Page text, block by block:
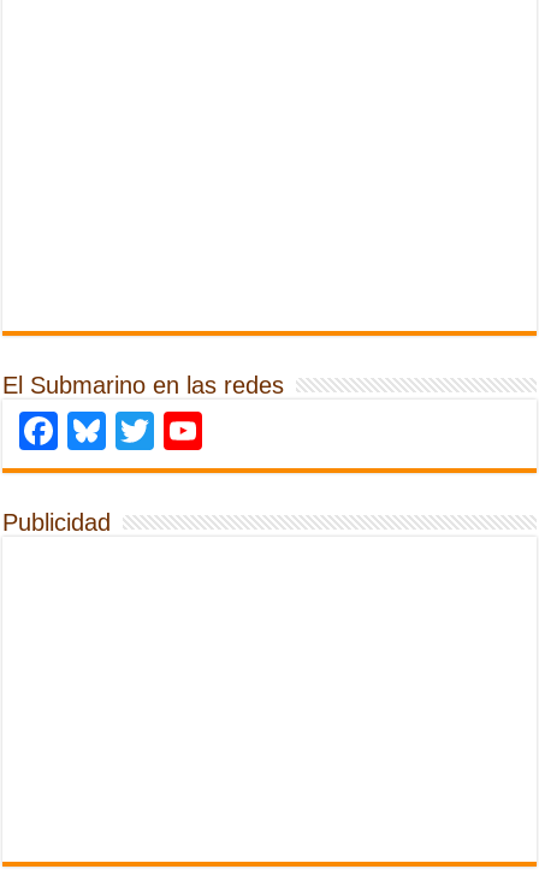
El Submarino en las redes
Facebook
Bluesky
Twitter
Publicidad